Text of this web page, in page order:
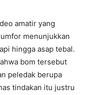
amatir yang
menunjukkan
hingga asap tebal.
bom tersebut
peledak berupa
tindakan itu justru